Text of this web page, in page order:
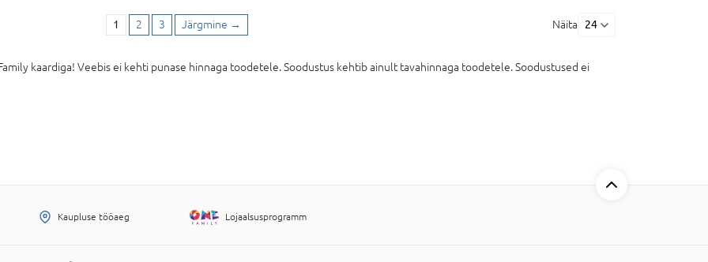
1 2 3 Järgmine → Näita 24
kaardiga! Veebis ei kehti punase hinnaga toodetele. Soodustus kehtib ainult tavahinnaga toodetele. Soodustused ei
Kaupluse tööaeg Lojaalsusprogramm